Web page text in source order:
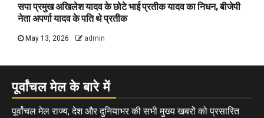
सपा प्रमुख अखिलेश यादव के छोटे भाई प्रतीक यादव का निधन, बीजेपी
नेता अपर्णा यादव के पति थे प्रतीक
May 13, 2026 admin
पूर्वांचल मेल के बारे में
पूर्वांचल मेल राज्य, देश और दुनियाभर की सभी मुख्य खबरों को प्रसारित